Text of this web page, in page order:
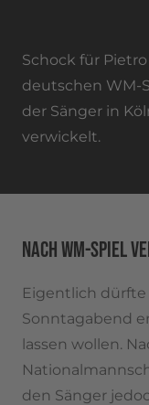
Schock für
deutschen WM-
der Sänger in
verwickelt.
NACH WM-SPIEL
Eigentlich
Sonntagabend
lassen wollen.
den Sänger